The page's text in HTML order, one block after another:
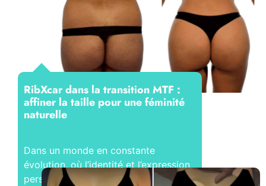
RibXcar dans la transition MTF :
affiner la taille pour une féminité
naturelle
Dans un monde en constante
évolution, où l’identité et l’expression
personnelle...
Lire la suite